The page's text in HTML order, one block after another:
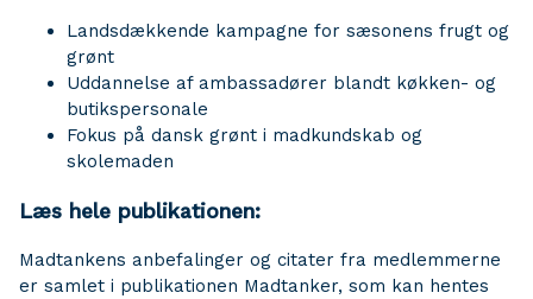
Landsdækkende kampagne for sæsonens frugt og
grønt
Uddannelse af ambassadører blandt køkken- og
butikspersonale
Fokus på dansk grønt i madkundskab og
skolemaden
Læs hele publikationen:
Madtankens anbefalinger og citater fra medlemmerne
er samlet i publikationen Madtanker, som kan hentes